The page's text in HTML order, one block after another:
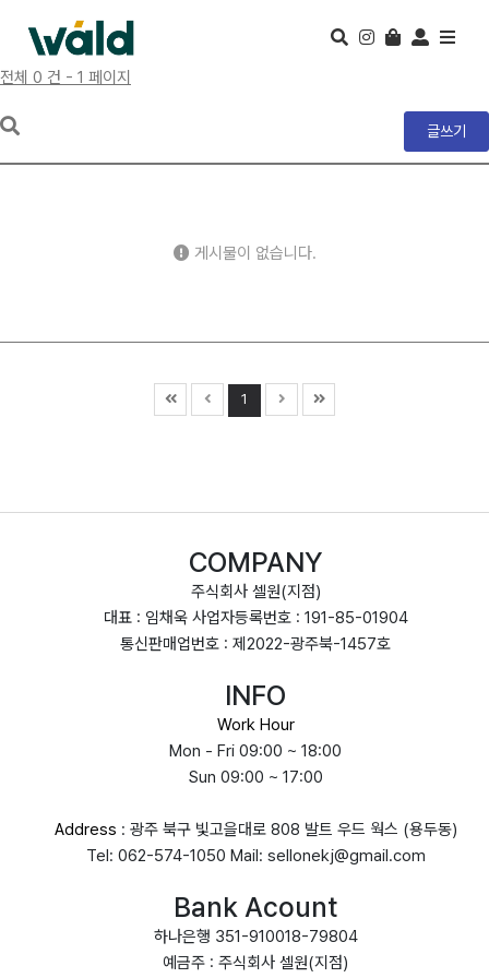
전체 0 건 - 1 페이지
글쓰기
게시물이 없습니다.
1
COMPANY
주식회사 셀원(지점)
대표 : 임채욱 사업자등록번호 : 191-85-01904
통신판매업번호 : 제2022-광주북-1457호
INFO
Work Hour
Mon - Fri 09:00 ~ 18:00
Sun 09:00 ~ 17:00
Address : 광주 북구 빛고을대로 808 발트 우드 웍스 (용두동)
Tel: 062-574-1050 Mail: sellonekj@gmail.com
Bank Acount
하나은행 351-910018-79804
예금주 : 주식회사 셀원(지점)